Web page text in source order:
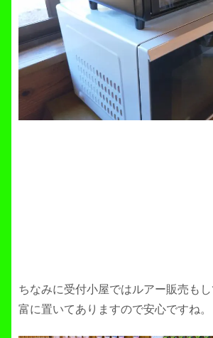
ちなみに受付小屋ではルアー販売も
富に置いてありますので安心ですね。